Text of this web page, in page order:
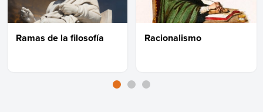
Ramas de la filosofía Racionalismo